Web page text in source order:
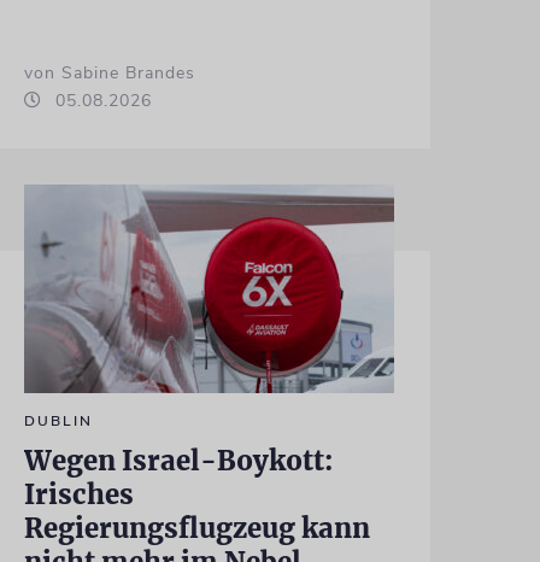
von Sabine Brandes
05.08.2026
DUBLIN
Wegen Israel-Boykott:
Irisches
Regierungsflugzeug kann